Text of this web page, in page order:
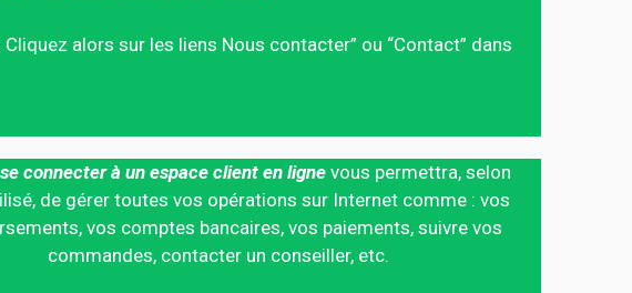
alors sur les liens Nous contacter” ou “Contact” dans
connecter à un espace client en ligne vous permettra, selon
de gérer toutes vos opérations sur Internet comme : vos
vos comptes bancaires, vos paiements, suivre vos
commandes, contacter un conseiller, etc.